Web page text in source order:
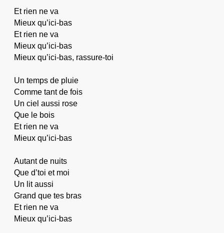
Et rien ne va
Mieux qu’ici-bas
Et rien ne va
Mieux qu’ici-bas
Mieux qu’ici-bas, rassure-toi
Un temps de pluie
Comme tant de fois
Un ciel aussi rose
Que le bois
Et rien ne va
Mieux qu’ici-bas
Autant de nuits
Que d’toi et moi
Un lit aussi
Grand que tes bras
Et rien ne va
Mieux qu’ici-bas